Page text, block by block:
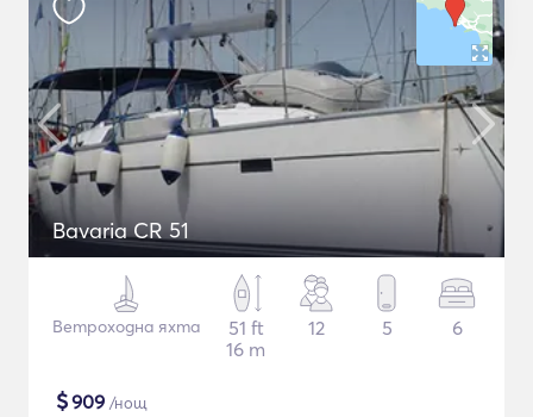
Bavaria CR 51
Ветроходна яхта
51 ft
16 m
12 5 6
$909 /нощ